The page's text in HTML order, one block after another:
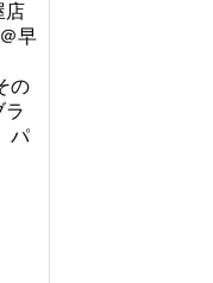
店
早
の
ラ
パ